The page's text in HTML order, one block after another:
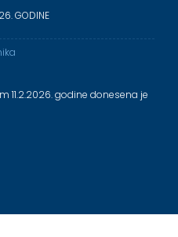
GODINE
11.2.2026. godine donesena je